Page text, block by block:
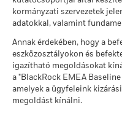
A teljesítmény a folyó
számításokban az
szerepelnek.
múltbeli teljesítmény
Ezt az
Éves
Mérsékelt
Ezt az
Éves
Kedvező
módszereket az alábbi
(AAA–CCC)
ekkor: 2026. júl. 17.
MSCI ESG minőségi
pontszám (0–10)
ekkor: 2026. júl. 17.
MSCI - Dohányáru
ekkor: 2026. jún. 30.
MSCI - Az ENSZ Globális
Megállapodásának
megsértői
ekkor: 2026. jún. 30.
MSCI - Termikus szén
ekkor: 2026. jún. 30.
kormányzati szervezetek
adatokkal, valamint
Annak érdekében, hogy a
eszközosztályokon és
igazítható megoldásokat
a "BlackRock EMEA
amelyek a ügyfeleink
megoldást kínálni.